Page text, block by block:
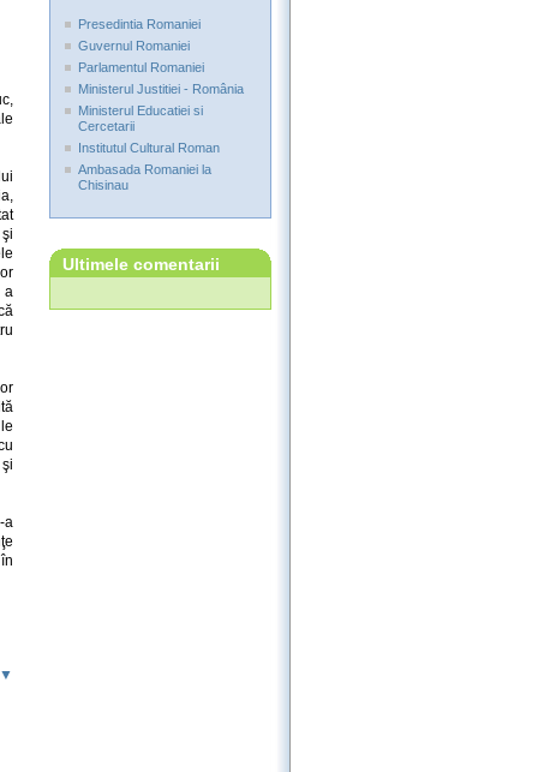
a
a
Presedintia Romaniei
Guvernul Romaniei
Parlamentul Romaniei
Ministerul Justitiei - România
Ministerul Educatiei si
Cercetarii
Institutul Cultural Roman
Ambasada Romaniei la
Chisinau
Ultimele comentarii